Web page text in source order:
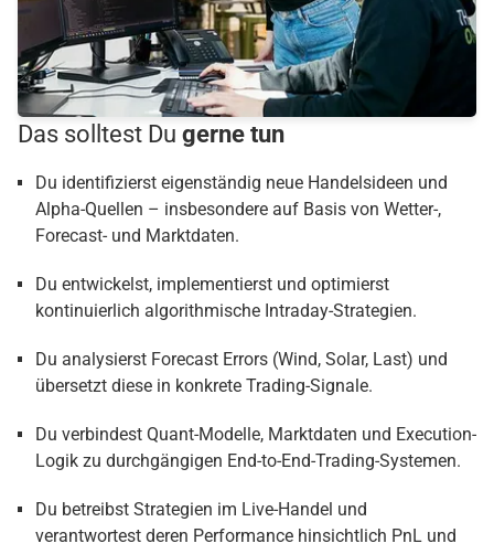
Das solltest Du gerne tun
Du identifizierst eigenständig neue Handelsideen und
Alpha-Quellen – insbesondere auf Basis von Wetter-,
Forecast- und Marktdaten.
Du entwickelst, implementierst und optimierst
kontinuierlich algorithmische Intraday-Strategien.
Du analysierst Forecast Errors (Wind, Solar, Last) und
übersetzt diese in konkrete Trading-Signale.
Du verbindest Quant-Modelle, Marktdaten und Execution-
Logik zu durchgängigen End-to-End-Trading-Systemen.
Du betreibst Strategien im Live-Handel und
verantwortest deren Performance hinsichtlich PnL und